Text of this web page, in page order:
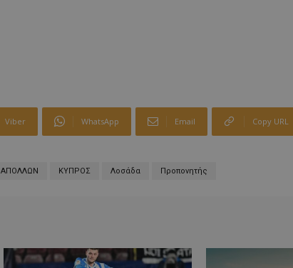
Viber WhatsApp Email Copy URL
ΑΠΟΛΛΩΝ ΚΥΠΡΟΣ Λοσάδα Προπονητής